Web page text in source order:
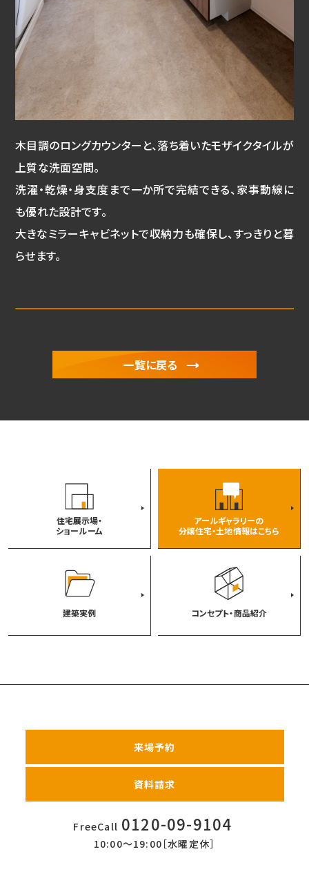
木目調のロングカウンターと、落ち着いたモザイクタイルが
上質な洗面空間。
洗濯・乾燥・身支度まで一か所で完結できる、家事動線に
も優れた設計です。
大きなミラーキャビネットで収納力も確保し、すっきりと暮
らせます。
一覧に戻る
住宅展示場・
ショールーム
アールギャラリーの
分譲住宅・土地情報はこちら
建築実例 コンセプト・商品紹介
来場予約
資料請求
FreeCall 0120-09-9104
10:00〜19:00［水曜定休］